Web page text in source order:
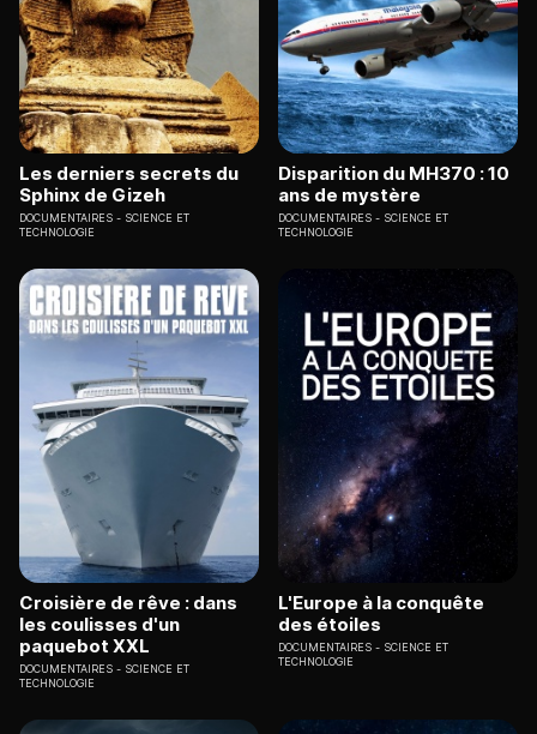
Les derniers secrets du
Sphinx de Gizeh
DOCUMENTAIRES
SCIENCE ET
TECHNOLOGIE
Disparition du MH370 : 10
ans de mystère
DOCUMENTAIRES
SCIENCE ET
TECHNOLOGIE
Croisière de rêve : dans
les coulisses d'un
paquebot XXL
DOCUMENTAIRES
SCIENCE ET
TECHNOLOGIE
L'Europe à la conquête
des étoiles
DOCUMENTAIRES
SCIENCE ET
TECHNOLOGIE